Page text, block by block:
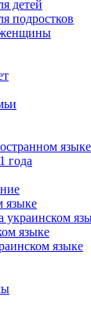
детей
подростков
женщины
языке
года
языке
языке
языке